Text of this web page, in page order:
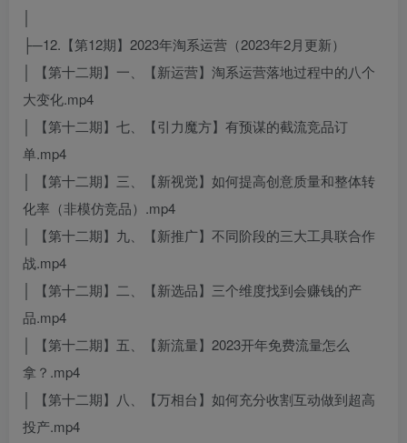
├─12.【第12期】2023年淘系运营（2023年2月更新）
│ 【第十二期】一、【新运营】淘系运营落地过程中的八个
大变化.mp4
│ 【第十二期】七、【引力魔方】有预谋的截流竞品订
单.mp4
│ 【第十二期】三、【新视觉】如何提高创意质量和整体转
化率（非模仿竞品）.mp4
│ 【第十二期】九、【新推广】不同阶段的三大工具联合作
战.mp4
│ 【第十二期】二、【新选品】三个维度找到会赚钱的产
品.mp4
│ 【第十二期】五、【新流量】2023开年免费流量怎么
拿？.mp4
│ 【第十二期】八、【万相台】如何充分收割互动做到超高
投产.mp4